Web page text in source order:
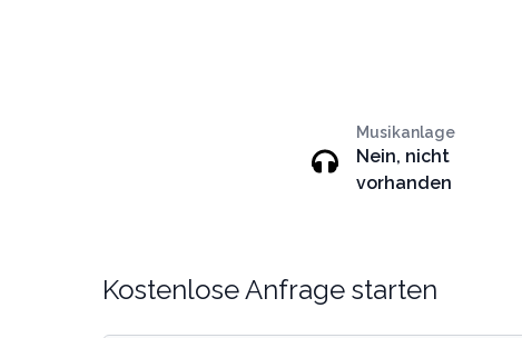
Musikanlage
Nein, nicht
vorhanden
Kostenlose Anfrage starten